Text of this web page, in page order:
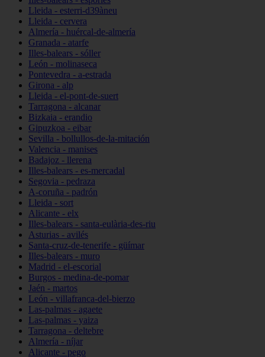
Lleida - esterri-d39àneu
Lleida - cervera
Almería - huércal-de-almería
Granada - atarfe
Illes-balears - sóller
León - molinaseca
Pontevedra - a-estrada
Girona - alp
Lleida - el-pont-de-suert
Tarragona - alcanar
Bizkaia - erandio
Gipuzkoa - eibar
Sevilla - bollullos-de-la-mitación
Valencia - manises
Badajoz - llerena
Illes-balears - es-mercadal
Segovia - pedraza
A-coruña - padrón
Lleida - sort
Alicante - elx
Illes-balears - santa-eulària-des-riu
Asturias - avilés
Santa-cruz-de-tenerife - güímar
Illes-balears - muro
Madrid - el-escorial
Burgos - medina-de-pomar
Jaén - martos
León - villafranca-del-bierzo
Las-palmas - agaete
Las-palmas - yaiza
Tarragona - deltebre
Almería - níjar
Alicante - pego